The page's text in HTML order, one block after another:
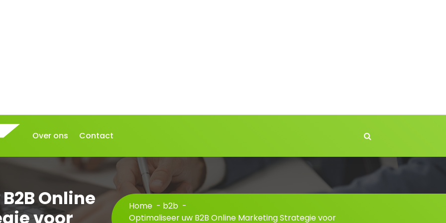
Over ons Contact
Online
voor
Home - b2b -
Optimaliseer uw B2B Online Marketing Strategie voor